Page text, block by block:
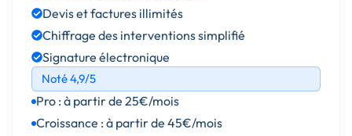
Devis et factures illimités
Chiffrage des interventions simplifié
Signature électronique
Noté 4,9/5
Pro : à partir de 25€/mois
Croissance : à partir de 45€/mois